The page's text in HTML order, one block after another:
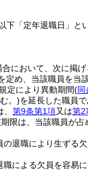
下「定年退職日」と
において、次に掲げ
め、当該職員を当
定により異動期間(同
。)を延長した職員
第9条第1項又は第2
限は、当該職員が
退職により生ずる
による欠員を容易